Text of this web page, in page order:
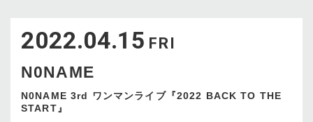
2
3 4 5
16
17
23
24 25 26 27 28
29
2022.04.15 FRI
N0NAME
N0NAME 3rd ワンマンライブ『2022 BACK TO THE
START』